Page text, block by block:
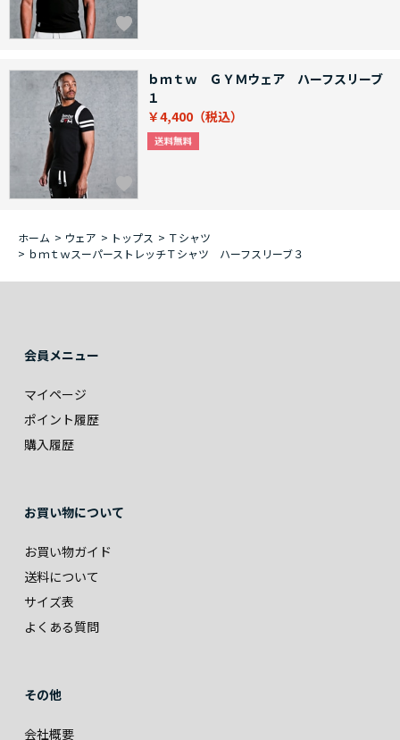
ｂｍｔｗ ＧＹＭウェア ハーフスリーブ
１
￥4,400
ホーム > ウェア > トップス > Ｔシャツ
> ｂｍｔｗスーパーストレッチＴシャツ ハーフスリーブ３
会員メニュー
マイページ
ポイント履歴
購入履歴
お買い物について
お買い物ガイド
送料について
サイズ表
よくある質問
その他
会社概要